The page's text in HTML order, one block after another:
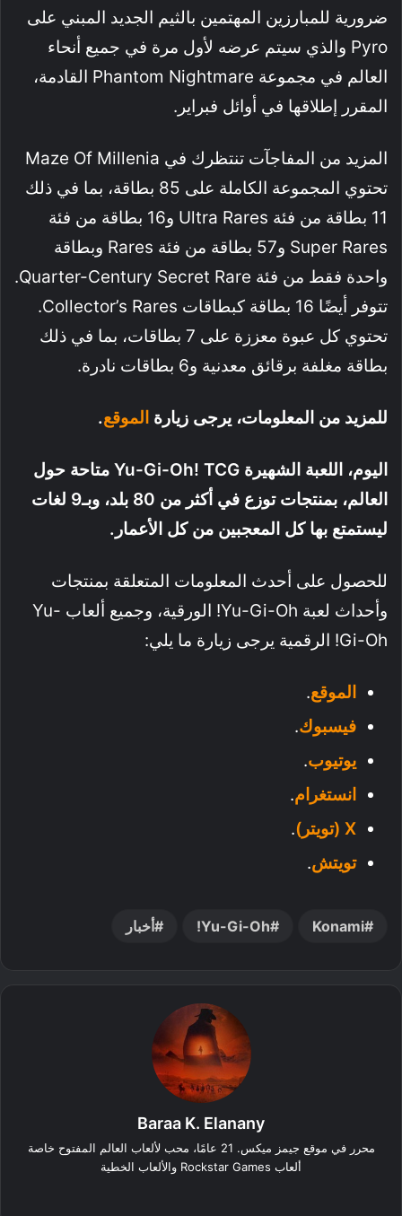
ضرورية للمبارزين المهتمين بالثيم الجديد المبني على
Pyro والذي سيتم عرضه لأول مرة في جميع أنحاء
العالم في مجموعة Phantom Nightmare القادمة،
المقرر إطلاقها في أوائل فبراير.
المزيد من المفاجآت تنتظرك في Maze Of Millenia
تحتوي المجموعة الكاملة على 85 بطاقة، بما في ذلك
11 بطاقة من فئة Ultra Rares و16 بطاقة من فئة
Super Rares و57 بطاقة من فئة Rares وبطاقة
واحدة فقط من فئة Quarter-Century Secret Rare.
تتوفر أيضًا 16 بطاقة كبطاقات Collector’s Rares.
تحتوي كل عبوة معززة على 7 بطاقات، بما في ذلك
بطاقة مغلفة برقائق معدنية و6 بطاقات نادرة.
للمزيد من المعلومات، يرجى زيارة الموقع.
اليوم، اللعبة الشهيرة Yu-Gi-Oh! TCG متاحة حول
العالم، بمنتجات توزع في أكثر من 80 بلد، وبـ9 لغات
ليستمتع بها كل المعجبين من كل الأعمار.
للحصول على أحدث المعلومات المتعلقة بمنتجات
وأحداث لعبة Yu-Gi-Oh! الورقية، وجميع ألعاب Yu-
Gi-Oh! الرقمية يرجى زيارة ما يلي:
الموقع.
فيسبوك.
يوتيوب.
انستغرام.
X (تويتر)
.
تويتش.
Konami
Yu-Gi-Oh! أخبار
Baraa K. Elanany
محرر في موقع جيمز ميكس. 21 عامًا، محب لألعاب العالم المفتوح خاصة
ألعاب Rockstar Games والألعاب الخطية